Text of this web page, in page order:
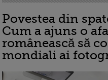
Povestea din
Cum a ajuns o
românească să
mondiali ai